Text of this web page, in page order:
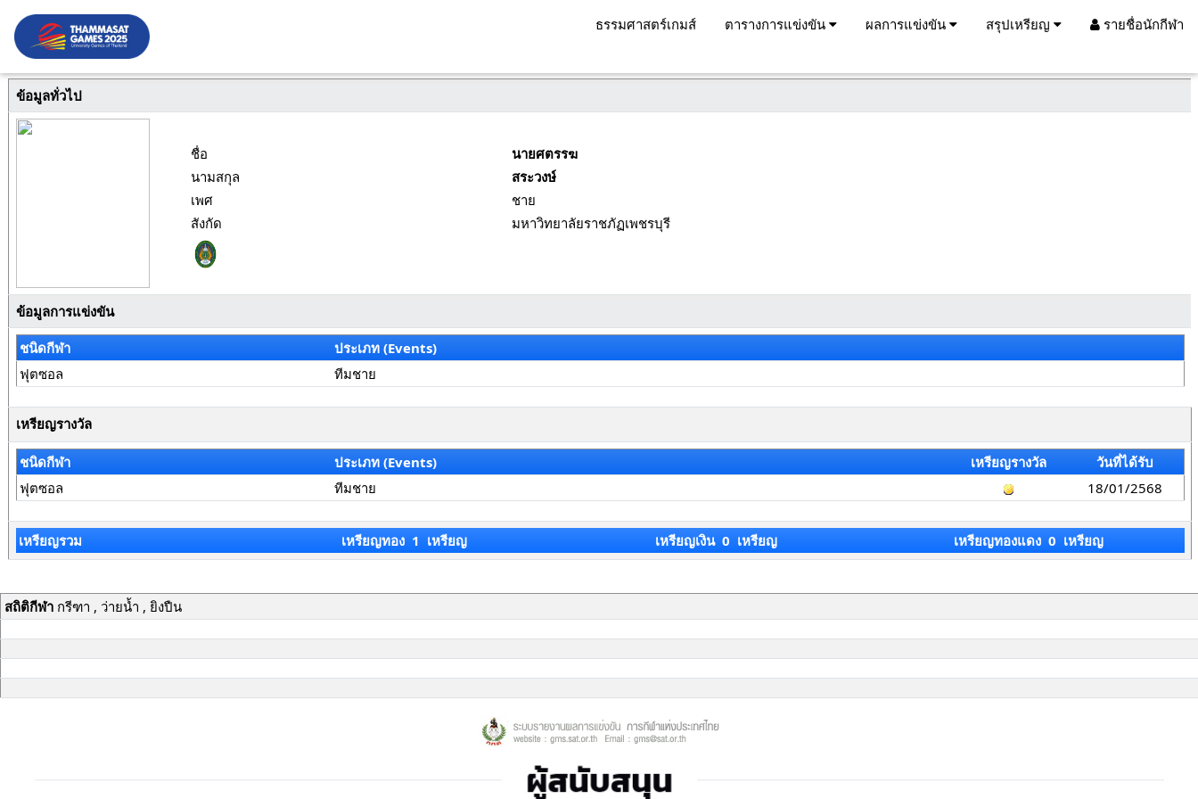
ธรรมศาสตร์เกมส์ ตารางการแข่งขัน ผลการแข่งขัน สรุปเหรียญ รายชื่อนักกีฬา
ข้อมูลทั่วไป
ชื่อ
นายศตรรฆ
นามสกุล
สระวงษ์
เพศ
ชาย
สังกัด
มหาวิทยาลัยราชภัฏเพชรบุรี
ข้อมูลการแข่งขัน
ชนิดกีฬา
ประเภท (Events)
ฟุตซอล
ทีมชาย
เหรียญรางวัล
ชนิดกีฬา ประเภท (Events) เหรียญรางวัล
วันที่ได้รับ
ฟุตซอล
ทีมชาย 18/01/2568
เหรียญรวม เหรียญทอง 1 เหรียญ เหรียญเงิน 0 เหรียญ เหรียญทองแดง 0 เหรียญ
สถิติกีฬากรีฑา , ว่ายน้ำ , ยิงปืน